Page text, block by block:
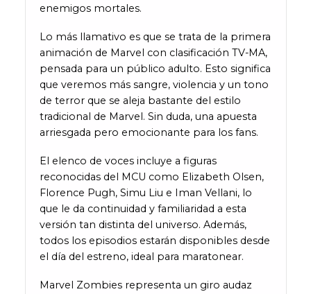
enemigos mortales.
Lo más llamativo es que se trata de la primera
animación de Marvel con clasificación TV-MA,
pensada para un público adulto. Esto significa
que veremos más sangre, violencia y un tono
de terror que se aleja bastante del estilo
tradicional de Marvel. Sin duda, una apuesta
arriesgada pero emocionante para los fans.
El elenco de voces incluye a figuras
reconocidas del MCU como Elizabeth Olsen,
Florence Pugh, Simu Liu e Iman Vellani, lo
que le da continuidad y familiaridad a esta
versión tan distinta del universo. Además,
todos los episodios estarán disponibles desde
el día del estreno, ideal para maratonear.
Marvel Zombies representa un giro audaz